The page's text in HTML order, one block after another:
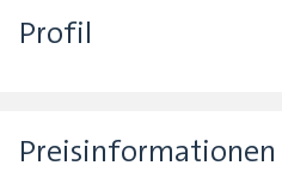
Profil
Preisinformationen